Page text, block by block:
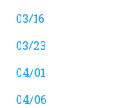
03/16
03/23
04/01
04/06